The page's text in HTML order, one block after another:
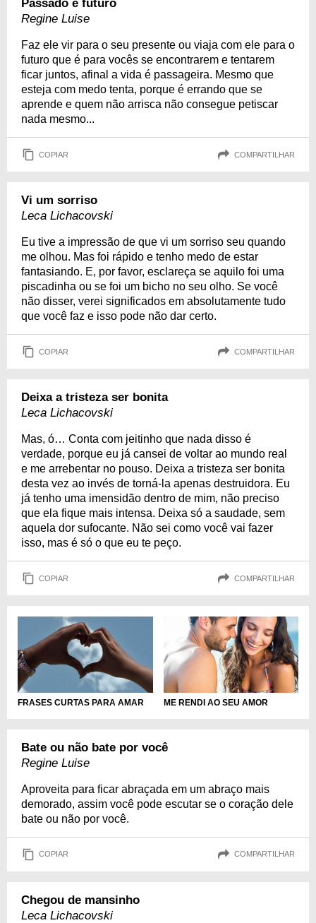
Passado e futuro
Regine Luise
Faz ele vir para o seu presente ou viaja com ele para o
futuro que é para vocês se encontrarem e tentarem
ficar juntos, afinal a vida é passageira. Mesmo que
esteja com medo tenta, porque é errando que se
aprende e quem não arrisca não consegue petiscar
nada mesmo...
COPIAR COMPARTILHAR
Vi um sorriso
Leca Lichacovski
Eu tive a impressão de que vi um sorriso seu quando
me olhou. Mas foi rápido e tenho medo de estar
fantasiando. E, por favor, esclareça se aquilo foi uma
piscadinha ou se foi um bicho no seu olho. Se você
não disser, verei significados em absolutamente tudo
que você faz e isso pode não dar certo.
COPIAR COMPARTILHAR
Deixa a tristeza ser bonita
Leca Lichacovski
Mas, ó… Conta com jeitinho que nada disso é
verdade, porque eu já cansei de voltar ao mundo real
e me arrebentar no pouso. Deixa a tristeza ser bonita
desta vez ao invés de torná-la apenas destruidora. Eu
já tenho uma imensidão dentro de mim, não preciso
que ela fique mais intensa. Deixa só a saudade, sem
aquela dor sufocante. Não sei como você vai fazer
isso, mas é só o que eu te peço.
COPIAR COMPARTILHAR
FRASES CURTAS PARA AMAR ME RENDI AO SEU AMOR
Bate ou não bate por você
Regine Luise
Aproveita para ficar abraçada em um abraço mais
demorado, assim você pode escutar se o coração dele
bate ou não por você.
COPIAR COMPARTILHAR
Chegou de mansinho
Leca Lichacovski